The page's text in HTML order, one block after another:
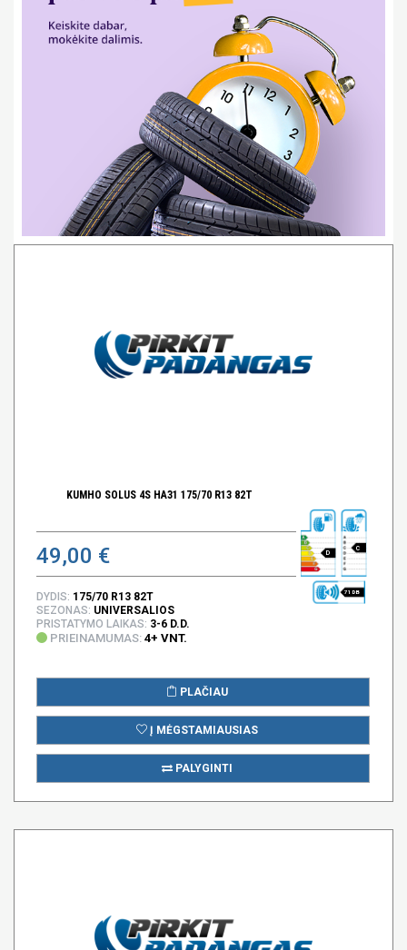
KUMHO SOLUS 4S HA31 175/70 R13 82T
49,00 € D
C
71 DB
DYDIS: 175/70 R13 82T
SEZONAS: UNIVERSALIOS
PRISTATYMO LAIKAS: 3-6 D.D.
PRIEINAMUMAS: 4+ VNT.
PLAČIAU
Į MĖGSTAMIAUSIAS
PALYGINTI